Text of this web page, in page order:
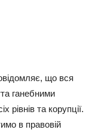
що вся
ганебними
рівнів та корупції.
в правовій